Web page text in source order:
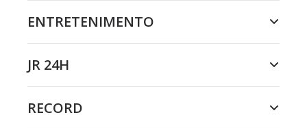
ENTRETENIMENTO
JR 24H
RECORD